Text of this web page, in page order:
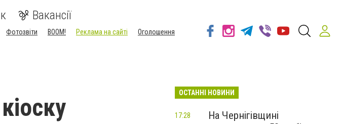
Вакансії
Фотозвіти BOOM! Реклама на сайті
Оголошення
ОСТАННІ НОВИНИ
На Чернігівщині
17:28